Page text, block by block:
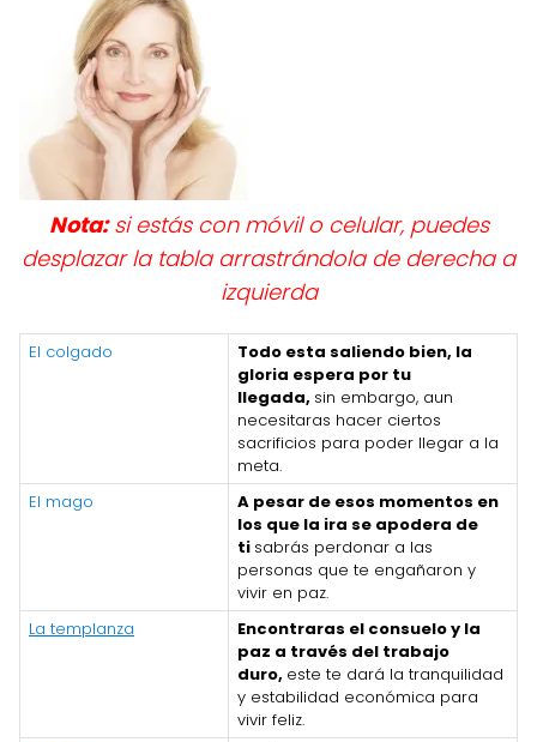
Nota:si estás con móvil o celular, puedes
desplazar la tabla arrastrándola de derecha a
izquierda
El colgado
Todo esta saliendo bien, la
gloria espera por tu
llegada, sin embargo, aun
necesitaras hacer ciertos
sacrificios para poder llegar a la
meta.
El mago
A pesar de esos momentos en
los que la ira se apodera de
ti sabrás perdonar a las
personas que te engañaron y
vivir en paz.
La templanza
Encontraras el consuelo y la
paz a través del trabajo
duro, este te dará la tranquilidad
y estabilidad económica para
vivir feliz.